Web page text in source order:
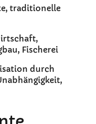
traditionelle
Fischerei
durch